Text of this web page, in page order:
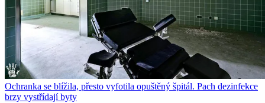
Ochranka se blížila, přesto vyfotila opuštěný špitál. Pach dezinfekce
brzy vystřídají byty